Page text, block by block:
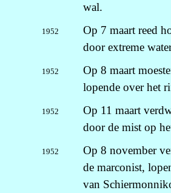
wal.
1952
Op 7 maart reed
door extreme
1952
Op 8 maart
lopende over het
1952
Op 11 maart
door de mist op
1952
Op 8 november
de marconist,
van